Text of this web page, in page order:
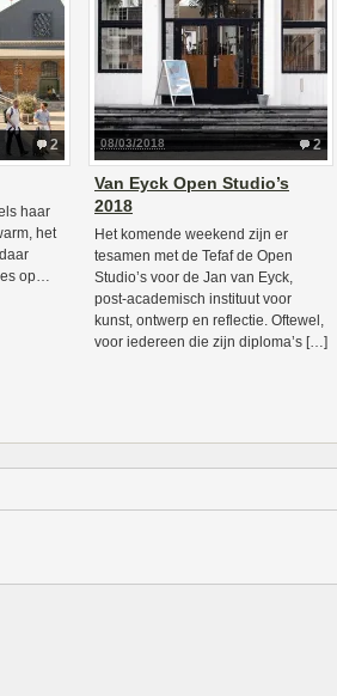
2
haar
het
op…
2
08/03/2018
Van Eyck Open Studio’s
2018
Het komende weekend zijn er
tesamen met de Tefaf de Open
Studio’s voor de Jan van Eyck,
post-academisch instituut voor
kunst, ontwerp en reflectie. Oftewel,
voor iedereen die zijn diploma’s […]